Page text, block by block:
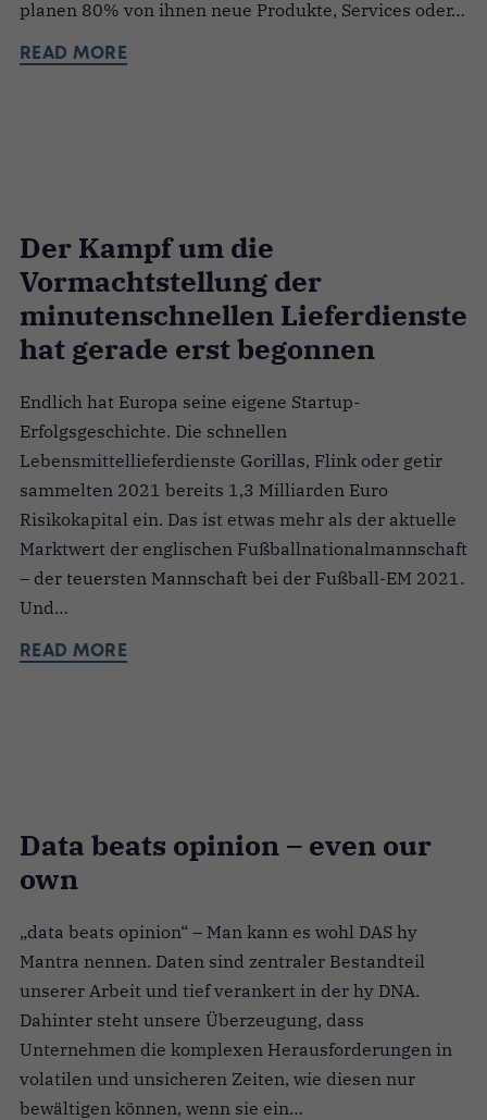
planen 80% von ihnen neue Produkte, Services oder…
READ MORE
Der Kampf um die
Vormachtstellung der
minutenschnellen Lieferdienste
hat gerade erst begonnen
Endlich hat Europa seine eigene Startup-
Erfolgsgeschichte. Die schnellen
Lebensmittellieferdienste Gorillas, Flink oder getir
sammelten 2021 bereits 1,3 Milliarden Euro
Risikokapital ein. Das ist etwas mehr als der aktuelle
Marktwert der englischen Fußballnationalmannschaft
– der teuersten Mannschaft bei der Fußball-EM 2021.
Und…
READ MORE
Data beats opinion – even our
own
„data beats opinion“ – Man kann es wohl DAS hy
Mantra nennen. Daten sind zentraler Bestandteil
unserer Arbeit und tief verankert in der hy DNA.
Dahinter steht unsere Überzeugung, dass
Unternehmen die komplexen Herausforderungen in
volatilen und unsicheren Zeiten, wie diesen nur
bewältigen können, wenn sie ein…